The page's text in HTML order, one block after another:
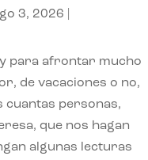
3, 2026
para afrontar mucho
de vacaciones o no,
cuantas personas,
que nos hagan
algunas lecturas